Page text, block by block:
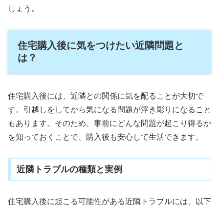
しょう。
住宅購入後に気をつけたい近隣問題と
は？
住宅購入後には、近隣との関係に気を配ることが大切で
す。引越しをしてから気になる問題が浮き彫りになること
もあります。そのため、事前にどんな問題が起こり得るか
を知っておくことで、購入後も安心して生活できます。
近隣トラブルの種類と実例
住宅購入後に起こる可能性がある近隣トラブルには、以下